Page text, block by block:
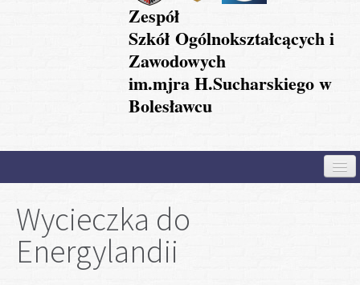
Zespół
Szkół Ogólnokształcących i
Zawodowych
im.mjra H.Sucharskiego w
Bolesławcu
Aktualności
Wycieczka do
Energylandii